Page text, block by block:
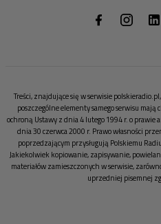
Treści, znajdujące się w serwisie
poszczególne elementy samego serwisu
ochroną Ustawy z dnia 4 lutego 1994 r. o
dnia 30 czerwca 2000 r. Prawo własności
poprzedzającym przysługują Polskiemu
Jakiekolwiek kopiowanie, zapisywanie,
materiałów zamieszczonych w serwisie,
uprzedniej pisemnej